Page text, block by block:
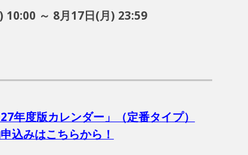
10:00 ～ 8月17日(月) 23:59
年度版カレンダー」（定番タイプ）
込みはこちらから！